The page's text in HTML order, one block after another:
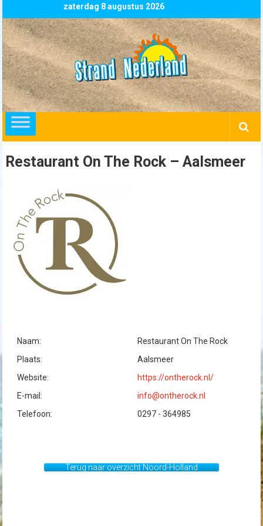
to
content
zaterdag 8 augustus 2026
Strand
Nederland
overzicht
alle
strandpaviljoens
strandtenten
en
Nederland
Restaurant On The Rock – Aalsmeer
Naam:
Restaurant On The Rock
Plaats:
Aalsmeer
Website:
https://ontherock.nl/
E-mail:
info@ontherock.nl
Telefoon:
0297 - 364985
Terug naar overzicht Noord-Holland